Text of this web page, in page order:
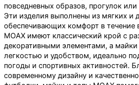
повседневных образов, прогулок
Эти изделия выполнены из мягких
обеспечивающих комфорт в течение
MOAX имеют классический крой с
декоративными элементами, а
легкостью и удобством, идеально
погоды и спортивных активностей.
современному дизайну и